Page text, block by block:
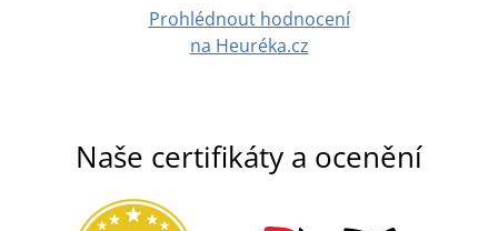
Prohlédnout hodnocení
na Heuréka.cz
Naše certifikáty a ocenění